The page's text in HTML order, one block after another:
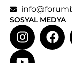
SOSYAL MEDYA